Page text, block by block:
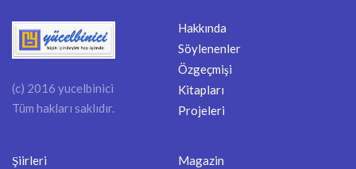
(c) 2016 yucelbinici
Tüm hakları saklıdır.
Hakkında
Söylenenler
Özgeçmişi
Kitapları
Projeleri
Şiirleri
Magazin